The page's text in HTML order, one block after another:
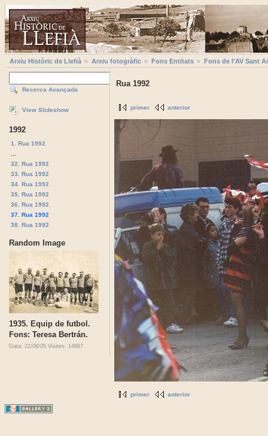
Arxiu Històric de Llefià Arxiu fotogràfic Fons Entitats Fons de l'AV Sant
Recerca Avançada
View Slideshow
1992
1. Rua 1992
32. Rua 1992
33. Rua 1992
34. Rua 1992
35. Rua 1992
36. Rua 1992
37. Rua 1992
38. Rua 1992
Random Image
1935. Equip de futbol.
Fons: Teresa Bertrán.
Data: 21/06/05 Visites: 14697
Rua 1992
primer anterior
primer anterior